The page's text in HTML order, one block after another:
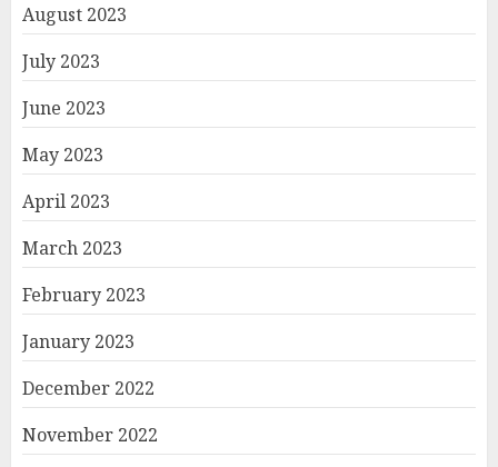
August 2023
July 2023
June 2023
May 2023
April 2023
March 2023
February 2023
January 2023
December 2022
November 2022